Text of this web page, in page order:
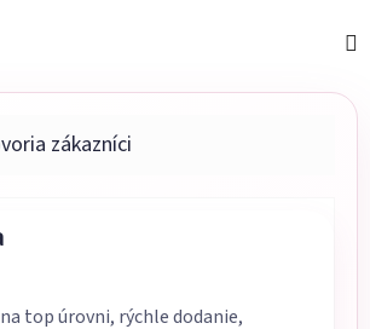
je 5 z 5 hviezdičiek.
top úrovni, rýchle dodanie,